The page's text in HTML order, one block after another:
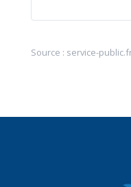
Source : service-